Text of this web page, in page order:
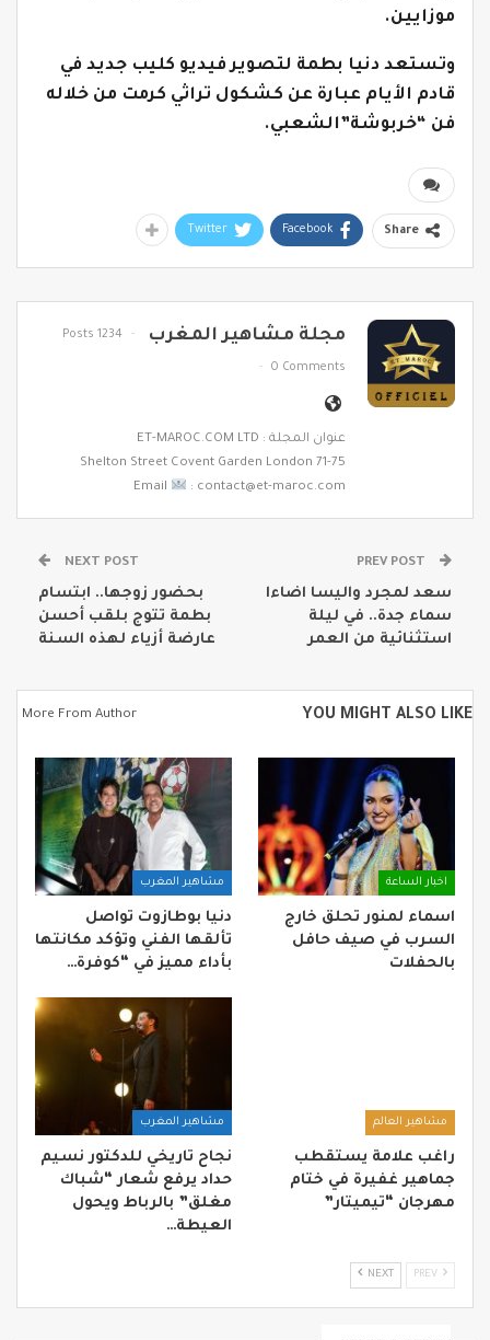
موزايين.
وتستعد دنيا بطمة لتصوير فيديو كليب جديد في
قادم الأيام عبارة عن كشكول تراثي كرمت من خلاله
فن “خربوشة”الشعبي.
Share
Facebook
Twitter
مجلة مشاهير المغرب 1234 Posts
0 Comments
عنوان المجلة : ET-MAROC.COM LTD
71-75 Shelton Street Covent Garden London
Email
: contact@et-maroc.com
سعد لمجرد واليسا اضاءا
سماء جدة.. في ليلة
استثنائية من العمر
NEXT POST
بحضور زوجها.. ابتسام
بطمة تتوج بلقب أحسن
عارضة أزياء لهذه السنة
YOU MIGHT ALSO LIKE
More From Author
اخبار الساعة
اسماء لمنور تحلق خارج
السرب في صيف حافل
بالحفلات
مشاهير المغرب
دنيا بوطازوت تواصل
تألقها الفني وتؤكد مكانتها
بأداء مميز في “كوفرة…
مشاهير العالم
راغب علامة يستقطب
جماهير غفيرة في ختام
مهرجان “تيميتار”
مشاهير المغرب
نجاح تاريخي للدكتور نسيم
حداد يرفع شعار “شباك
مغلق” بالرباط ويحول
العيطة…
NEXT